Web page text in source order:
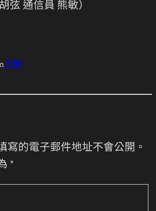
弦 通信員 熊敏）
分數
寫的電子郵件地址不會公開。
*